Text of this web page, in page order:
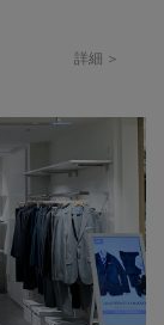
詳細 ＞